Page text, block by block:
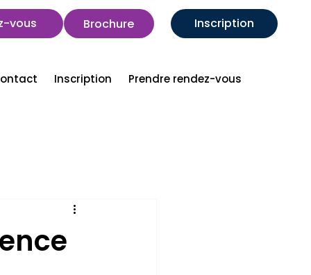
Inscription
Brochure
vous
Inscription Prendre rendez-vous